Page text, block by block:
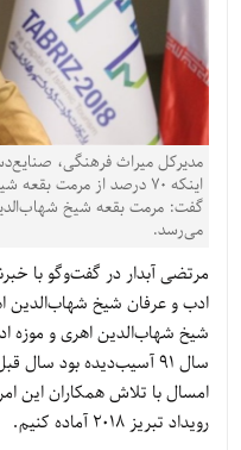
مدیرکل میراث فرهنگی،
اینکه ۷۰ درصد از مرمت
گفت: مرمت بقعه شیخ
می‌رسد.
مرتضی آبدار در گفت‌وگو با
ادب و عرفان شیخ شهاب‌الدین
شیخ شهاب‌الدین اهری و موزه
سال 91 آسیب‌دیده بود
امسال با تلاش همکاران این امر
رویداد تبریز 2018 آماده کنیم.